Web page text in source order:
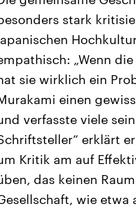
stark
„Wenn
sie wirklich ein
einen
verfasste viele
erklärt
Kritik am auf
das keinen
wie